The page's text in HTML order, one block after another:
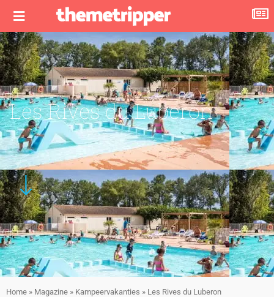
Les Rives du Luberon
Home » Magazine » Kampeervakanties » Les Rives du Luberon